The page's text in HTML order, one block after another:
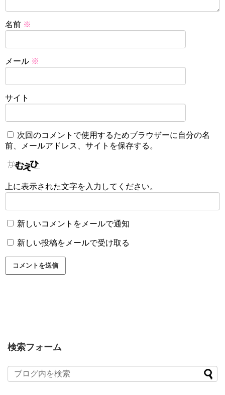
名前 ※
メール ※
サイト
次回のコメントで使用するためブラウザーに自分の名
前、メールアドレス、サイトを保存する。
上に表示された文字を入力してください。
新しいコメントをメールで通知
新しい投稿をメールで受け取る
検索フォーム